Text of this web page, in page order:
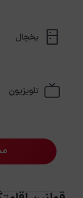
دقیقه
فاصله تا شهر
یخچال
تلویزیون